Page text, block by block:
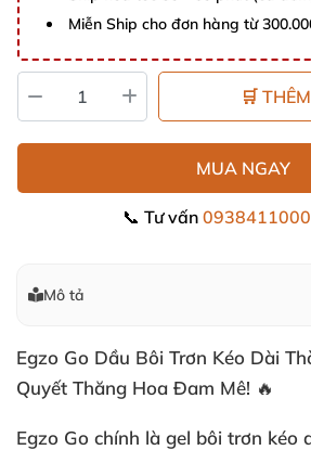
Miễn Ship cho đơn hàng từ
🛒
MUA NGAY
📞 Tư vấn 0938411000
Mô tả
Egzo Go Dầu Bôi Trơn Kéo Dài
Quyết Thăng Hoa Đam Mê! 🔥
Egzo Go chính là gel bôi trơn kéo